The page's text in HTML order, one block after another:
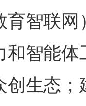
育智联
和智能
创生态